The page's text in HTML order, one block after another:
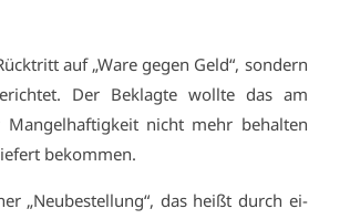
auf „Wa­re ge­gen Geld“, son­dern
Der Be­klag­te woll­te das am
nicht mehr be­hal­ten
be­kom­men.
„Neu­be­stel­lung“, das heißt durch ei­